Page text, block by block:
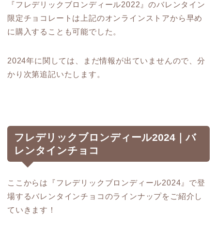
『フレデリックブロンディール2022』のバレンタイン
限定チョコレートは上記のオンラインストアから早め
に購入することも可能でした。
2024年に関しては、まだ情報が出ていませんので、分
かり次第追記いたします。
フレデリックブロンディール2024｜バ
レンタインチョコ
ここからは『フレデリックブロンディール2024』で登
場するバレンタインチョコのラインナップをご紹介し
ていきます！